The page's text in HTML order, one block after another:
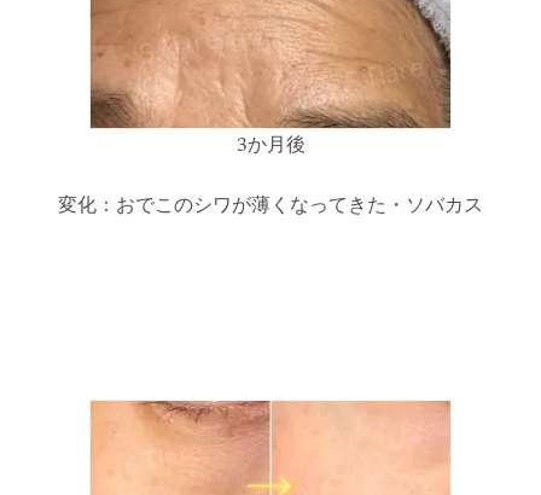
3か月後
変化：おでこのシワが薄くなってきた・ソバカス